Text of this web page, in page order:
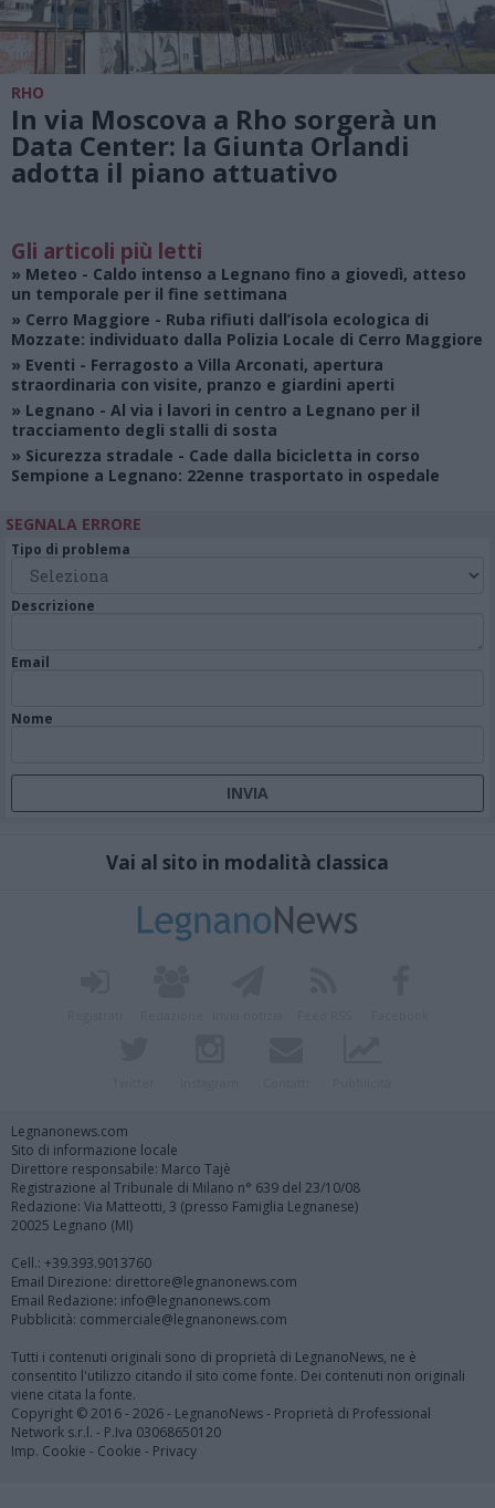
RHO
In via Moscova a Rho sorgerà un
Data Center: la Giunta Orlandi
adotta il piano attuativo
Gli articoli più letti
» Meteo - Caldo intenso a Legnano fino a giovedì, atteso
un temporale per il fine settimana
» Cerro Maggiore - Ruba rifiuti dall’isola ecologica di
Mozzate: individuato dalla Polizia Locale di Cerro Maggiore
» Eventi - Ferragosto a Villa Arconati, apertura
straordinaria con visite, pranzo e giardini aperti
» Legnano - Al via i lavori in centro a Legnano per il
tracciamento degli stalli di sosta
» Sicurezza stradale - Cade dalla bicicletta in corso
Sempione a Legnano: 22enne trasportato in ospedale
SEGNALA ERRORE
Tipo di problema
Descrizione
Email
Nome
Vai al sito in modalità classica
Legnanonews.com
Sito di informazione locale
Direttore responsabile: Marco Tajè
Registrazione al Tribunale di Milano n° 639 del 23/10/08
Redazione: Via Matteotti, 3 (presso Famiglia Legnanese)
20025 Legnano (MI)
Cell.: +39.393.9013760
Email Direzione: direttore@legnanonews.com
Email Redazione: info@legnanonews.com
Pubblicità: commerciale@legnanonews.com
Tutti i contenuti originali sono di proprietà di LegnanoNews, ne è
consentito l'utilizzo citando il sito come fonte. Dei contenuti non originali
viene citata la fonte.
Copyright © 2016 - 2026 - LegnanoNews - Proprietà di Professional
Network s.r.l. - P.Iva 03068650120
Imp. Cookie - Cookie - Privacy